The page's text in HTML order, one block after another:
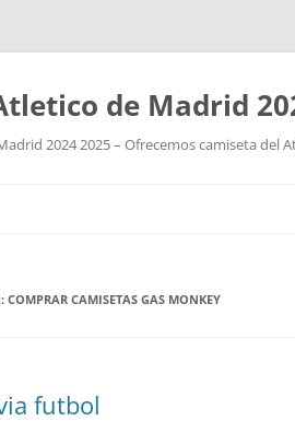
de Madrid
2024 2025 – Ofrecemos camiseta del
COMPRAR CAMISETAS GAS MONKEY
futbol